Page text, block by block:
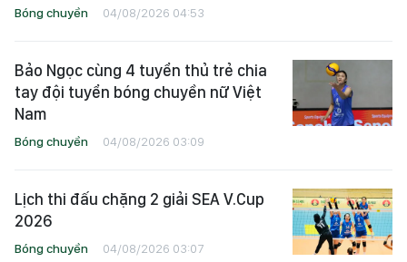
Bóng chuyền 04/08/2026 04:53
Bảo Ngọc cùng 4 tuyển thủ trẻ chia
tay đội tuyển bóng chuyền nữ Việt
Nam
Bóng chuyền 04/08/2026 03:09
Lịch thi đấu chặng 2 giải SEA V.Cup
2026
Bóng chuyền 04/08/2026 03:07